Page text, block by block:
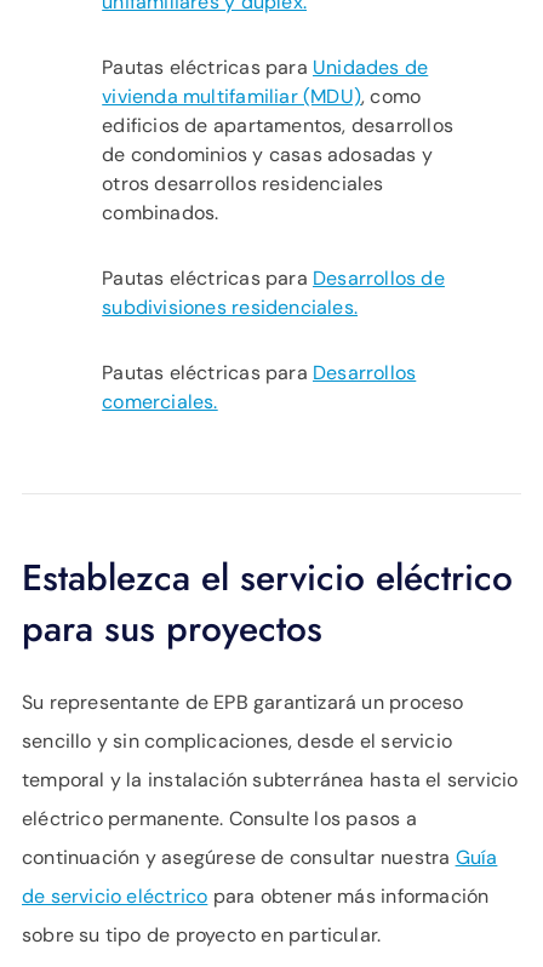
Pautas eléctricas para Unidades de
vivienda multifamiliar (MDU), como
edificios de apartamentos, desarrollos
de condominios y casas adosadas y
otros desarrollos residenciales
combinados.
Pautas eléctricas para Desarrollos de
subdivisiones residenciales.
Pautas eléctricas para Desarrollos
comerciales.
Establezca el servicio eléctrico
para sus proyectos
Su representante de EPB garantizará un proceso
sencillo y sin complicaciones, desde el servicio
temporal y la instalación subterránea hasta el servicio
eléctrico permanente. Consulte los pasos a
continuación y asegúrese de consultar nuestra Guía
de servicio eléctrico para obtener más información
sobre su tipo de proyecto en particular.